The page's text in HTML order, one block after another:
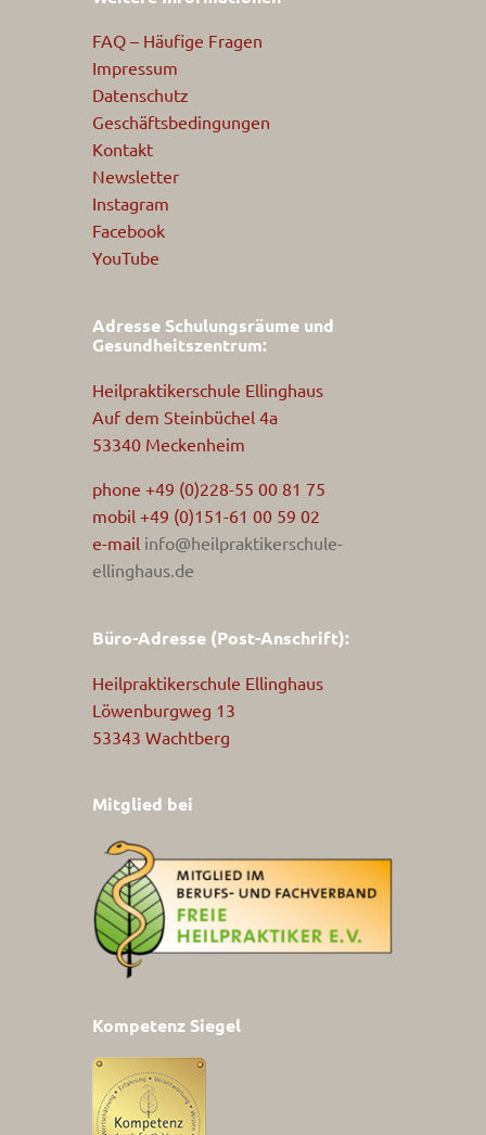
FAQ – Häufige Fragen
Impressum
Datenschutz
Geschäftsbedingungen
Kontakt
Newsletter
Instagram
Facebook
YouTube
Adresse Schulungsräume und
Gesundheitszentrum:
Heilpraktikerschule Ellinghaus
Auf dem Steinbüchel 4a
53340 Meckenheim
phone +49 (0)228-55 00 81 75
mobil +49 (0)151-61 00 59 02
e-mail info@heilpraktikerschule-
ellinghaus.de
Büro-Adresse (Post-Anschrift):
Heilpraktikerschule Ellinghaus
Löwenburgweg 13
53343 Wachtberg
Mitglied bei
Kompetenz Siegel